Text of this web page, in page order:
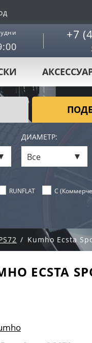
+7
ДИАМЕТР:
Все
RUNFLAT C
Kumho Ecsta
ECSTA